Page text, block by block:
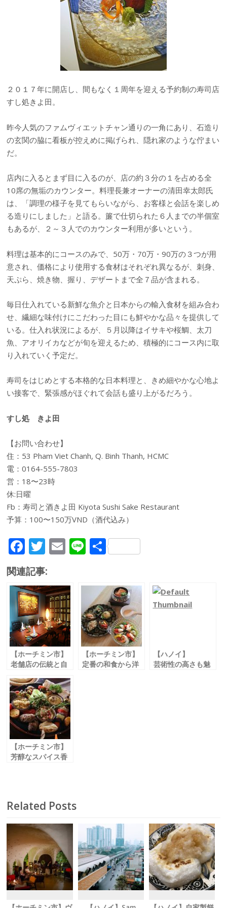
２０１７年に開店し、間もなく１周年を迎える予約制の寿司店
すし処きよ田。
昨今人気のファムヴィエットチャン通りの一角にあり、石造り
の玄関の脇に看板が控えめに掲げられ、隠れ家のような佇まい
だ。
店内に入るとまず目に入るのが、店の約３分の１を占める全
10席の無垢のカウンター。料理長兼オーナーの清田幸太郎氏
は、「調理の様子を見てもらいながら、お客様と会話を楽しめ
る造りにしました」と語る。簾で仕切られた６人までの半個室
もあるが、２～３人でのカウンター利用が多いという。
料理は基本的にコースのみで、50万・70万・90万の３つが用
意され、価格により使用する食材はそれぞれ異なるが、刺身、
天ぷら、焼き物、握り、デザートまで全７品が含まれる。
毎日仕入れている新鮮な魚介と日本からの輸入食材を組み合わ
せ、繊細な味付けにこだわった目にも鮮やかな品々を提供して
いる。仕入れ状況によるが、５月以降はイサキや桜鯛、太刀
魚、アオリイカなどが旬を迎えるため、積極的にコース内に取
り入れていく予定だ。
寿司をはじめとする本格的な日本料理と、きめ細やかな心地よ
い接客で、緊張感がほぐれて会話も盛り上がるだろう。
すし処 きよ田
【お問い合わせ】
住：53 Pham Viet Chanh, Q. Binh Thanh, HCMC
電：0164-555-7803
営：18〜23時
休:日曜
Fb：寿司と酒きよ田 Kiyota Sushi Sake Restaurant
予算：100〜150万VND（酒代込み）
F
ac
e
b
o
o
k
T
itt
er
E
l
Li 共
関連記事:
【ホーチミン市】
老舗店の伝統と自
基本に忠実な王道
ベトナム料理
「ホイアンセンス
/ Hoi An Sense」
【ホーチミン市】
定番の和食から洋
【ハノイ】
芸術性の高さも魅
【ホーチミン市】
芳醇なスパイス香
ン」
Related Posts